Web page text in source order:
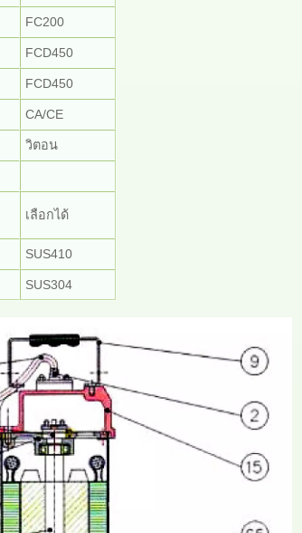
FC200
FCD450
FCD450
CA/CE
วิตอน
เลือกได้
SUS410
SUS304